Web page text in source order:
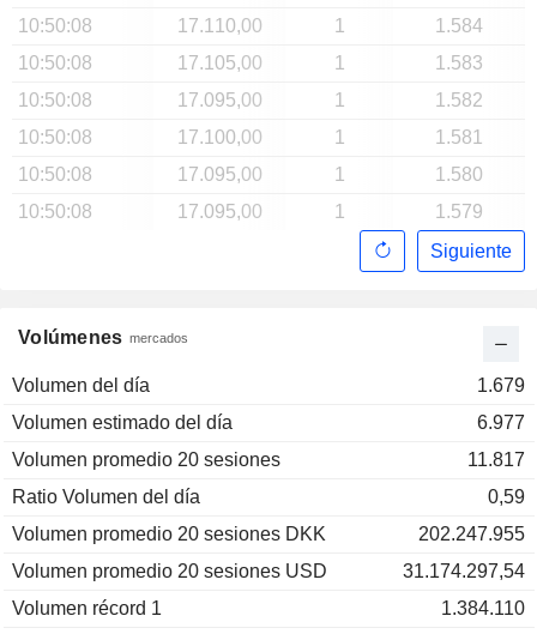
Volúmenes mercados
Volumen del día
1.679
Volumen estimado del día
6.977
Volumen promedio 20 sesiones
11.817
Ratio Volumen del día
0,59
Volumen promedio 20 sesiones DKK
202.247.955
Volumen promedio 20 sesiones USD
31.174.297,54
Volumen récord 1
1.384.110
10:50:08
17.110,00 1
1.584
10:50:08
17.105,00 1
1.583
10:50:08
17.095,00 1
1.582
10:50:08
17.100,00 1
1.581
10:50:08
17.095,00 1
1.580
10:50:08
17.095,00 1
1.579
Siguiente